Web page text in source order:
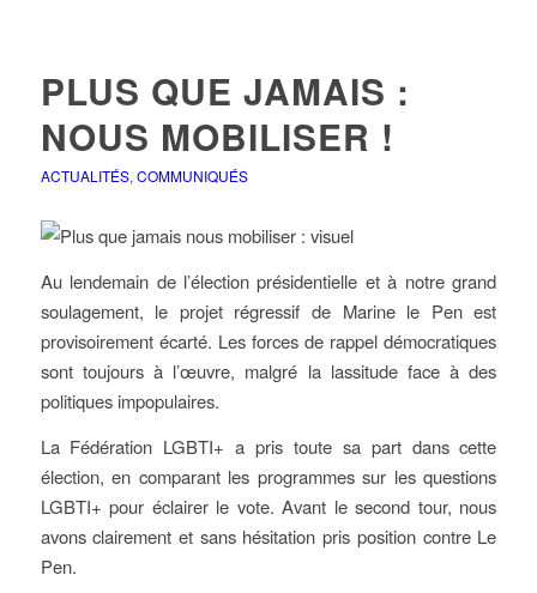
PLUS QUE JAMAIS :
NOUS MOBILISER !
ACTUALITÉS, COMMUNIQUÉS
Au lendemain de l’élection présidentielle et à notre grand
soulagement, le projet régressif de Marine le Pen est
provisoirement écarté. Les forces de rappel démocratiques
sont toujours à l’œuvre, malgré la lassitude face à des
politiques impopulaires.
La Fédération LGBTI+ a pris toute sa part dans cette
élection, en comparant les programmes sur les questions
LGBTI+ pour éclairer le vote. Avant le second tour, nous
avons clairement et sans hésitation pris position contre Le
Pen.